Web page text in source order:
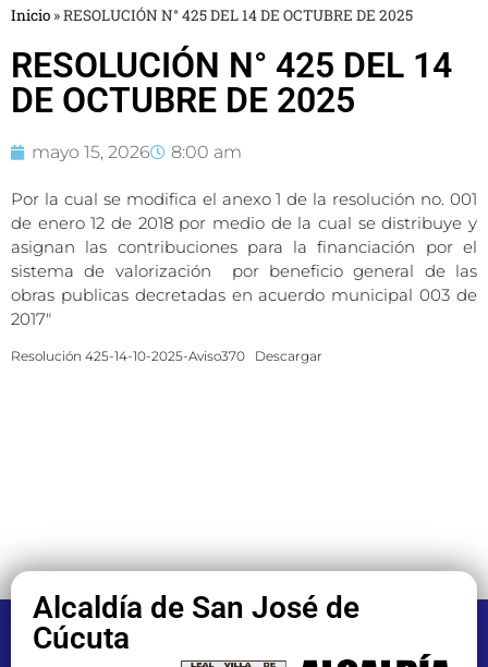
Inicio »RESOLUCIÓN N° 425 DEL 14 DE OCTUBRE DE 2025
RESOLUCIÓN N° 425 DEL 14
DE OCTUBRE DE 2025
mayo 15, 2026 8:00 am
Por la cual se modifica el anexo 1 de la resolución no. 001
de enero 12 de 2018 por medio de la cual se distribuye y
asignan las contribuciones para la financiación por el
sistema de valorización por beneficio general de las
obras publicas decretadas en acuerdo municipal 003 de
2017″
Resolución 425-14-10-2025-Aviso370 Descargar
Alcaldía de San José de
Cúcuta